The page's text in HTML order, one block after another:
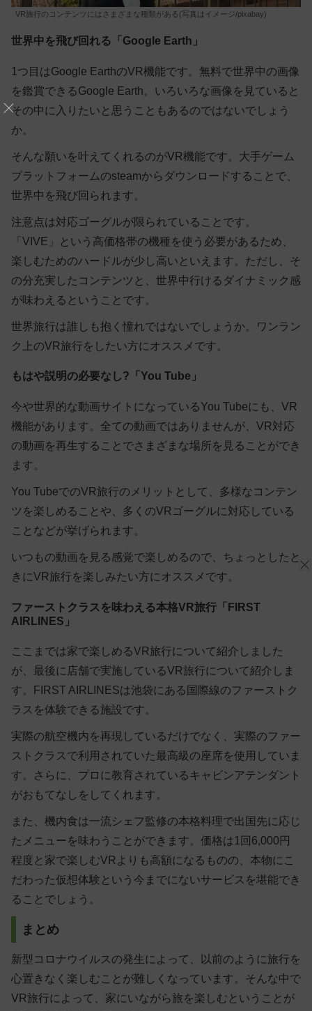
VR旅行のコンテンツにはさまざまな種類がある(写真はイメージ/pixabay)
世界中を飛び回れる「Google Earth」
1つ目はGoogle EarthのVR機能です。無料で世界中の画像
を鑑賞できるGoogle Earth。いろいろな画像を見ていると
その中に入りたいと思うこともあるのではないでしょう
か。
そんな願いを叶えてくれるのがVR機能です。大手ゲーム
プラットフォームのsteamからダウンロードすることで、
世界中を飛び回られます。
注意点は対応ゴーグルが限られていることです。
「VIVE」という高価格帯の機種を使う必要があるため、
楽しむためのハードルが少し高いといえます。ただし、そ
の分充実したコンテンツと、世界中行けるダイナミック感
が味わえるということです。
世界旅行は誰しも抱く憧れではないでしょうか。ワンラン
ク上のVR旅行をしたい方にオススメです。
もはや説明の必要なし?「You Tube」
今や世界的な動画サイトになっているYou Tubeにも、VR
機能があります。全ての動画ではありませんが、VR対応
の動画を再生することでさまざまな場所を見ることができ
ます。
You TubeでのVR旅行のメリットとして、多様なコンテン
ツを楽しめることや、多くのVRゴーグルに対応している
ことなどが挙げられます。
いつもの動画を見る感覚で楽しめるので、ちょっとしたと
きにVR旅行を楽しみたい方にオススメです。
ファーストクラスを味わえる本格VR旅行「FIRST
AIRLINES」
ここまでは家で楽しめるVR旅行について紹介しました
が、最後に店舗で実施しているVR旅行について紹介しま
す。FIRST AIRLINESは池袋にある国際線のファーストク
ラスを体験できる施設です。
実際の航空機内を再現しているだけでなく、実際のファー
ストクラスで利用されていた最高級の座席を使用していま
す。さらに、プロに教育されているキャビンアテンダント
がおもてなしをしてくれます。
また、機内食は一流シェフ監修の本格料理で出国先に応じ
たメニューを味わうことができます。価格は1回6,000円
程度と家で楽しむVRよりも高額になるものの、本物にこ
だわった仮想体験という今までにないサービスを堪能でき
ることでしょう。
まとめ
新型コロナウイルスの発生によって、以前のように旅行を
心置きなく楽しむことが難しくなっています。そんな中で
VR旅行によって、家にいながら旅を楽しむということが